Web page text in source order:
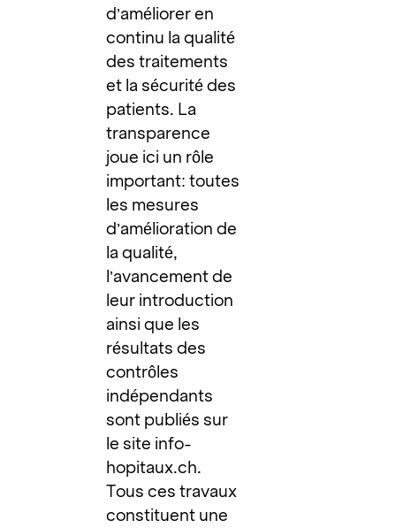
d’améliorer en
continu la qualité
des traitements
et la sécurité des
patients. La
transparence
joue ici un rôle
important: toutes
les mesures
d’amélioration de
la qualité,
l’avancement de
leur introduction
ainsi que les
résultats des
contrôles
indépendants
sont publiés sur
le site info-
hopitaux.ch.
Tous ces travaux
constituent une